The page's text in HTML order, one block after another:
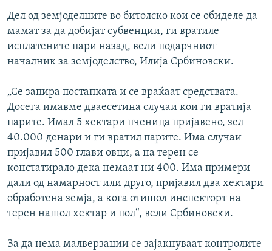
Дел од земјоделците во битолско кои се обиделе да
мамат за да добијат субвенции, ги вратиле
исплатените пари назад, вели подарчниот
началник за земјоделство, Илија Србиновски.
„Се запира постапката и се враќаат средствата.
Досега имавме дваесетина случаи кои ги вратија
парите. Имал 5 хектари пченица пријавено, зел
40.000 денари и ги вратил парите. Има случаи
пријавил 500 глави овци, а на терен се
констатирало дека немаат ни 400. Има примери
дали од намарност или друго, пријавил два хектари
обработена земја, а кога отишол инспекторт на
терен нашол хектар и пол“, вели Србиновски.
За да нема малверзации се зајакнуваат контролите